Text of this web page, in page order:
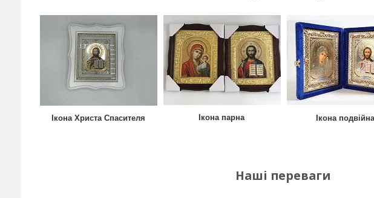
Ікона Христа Спасителя Ікона парна Ікона подвійна
Наші переваги